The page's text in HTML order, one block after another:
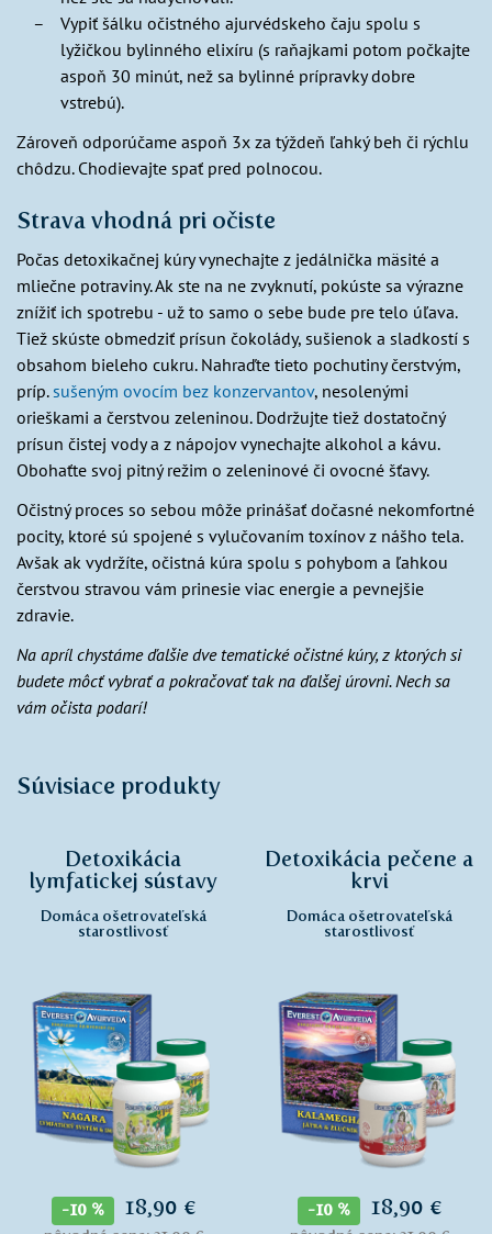
Vypiť šálku očistného ajurvédskeho čaju spolu s
lyžičkou bylinného elixíru (s raňajkami potom počkajte
aspoň 30 minút, než sa bylinné prípravky dobre
vstrebú).
Zároveň odporúčame aspoň 3x za týždeň ľahký beh či rýchlu
chôdzu. Chodievajte spať pred polnocou.
Strava vhodná pri očiste
Počas detoxikačnej kúry vynechajte z jedálnička mäsité a
mliečne potraviny. Ak ste na ne zvyknutí, pokúste sa výrazne
znížiť ich spotrebu - už to samo o sebe bude pre telo úľava.
Tiež skúste obmedziť prísun čokolády, sušienok a sladkostí s
obsahom bieleho cukru. Nahraďte tieto pochutiny čerstvým,
príp.sušeným ovocím bez konzervantov, nesolenými
orieškami a čerstvou zeleninou. Dodržujte tiež dostatočný
prísun čistej vody a z nápojov vynechajte alkohol a kávu.
Obohaťte svoj pitný režim o zeleninové či ovocné šťavy.
Očistný proces so sebou môže prinášať dočasné nekomfortné
pocity, ktoré sú spojené s vylučovaním toxínov z nášho tela.
Avšak ak vydržíte, očistná kúra spolu s pohybom a ľahkou
čerstvou stravou vám prinesie viac energie a pevnejšie
zdravie.
Na apríl chystáme ďalšie dve tematické očistné kúry, z ktorých si
budete môcť vybrať a pokračovať tak na ďalšej úrovni. Nech sa
vám očista podarí!
Súvisiace produkty
Detoxikácia
lymfatickej sústavy
Domáca ošetrovateľská
starostlivosť
-10 % 18,90 €
Detoxikácia pečene a
krvi
Domáca ošetrovateľská
starostlivosť
-10 % 18,90 €